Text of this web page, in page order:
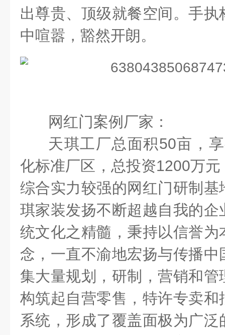
出尊贵、顶级就餐空间。手
中喧嚣，豁然开朗。
网红门案例厂家：
天琪工厂总面积50亩，
化标准厂区，总投资1200万元
综合实力较强的网红门研制
琪家装发扬不断超越自我的
统文化之精髓，秉持以信誉
念，一直不渝地宏扬与传播
集大量规划，研制，营销和
构筑起自营零售，特许专卖
系统，形成了覆盖面极为广